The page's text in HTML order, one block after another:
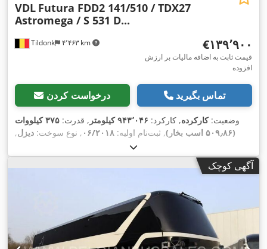
Tildonk ۴٬۴۶۳ km
VDL Futura FDD2 141/510 / TDX27
Astromega / S 531 D...
‎€۱۳۹٬۹۰۰
قیمت ثابت به اضافه مالیات بر ارزش
افزوده
درخواست کردن تماس بگیرید
وضعیت:کارکرده, کارکرد: ۹۴۳٬۰۴۶ کیلومتر , قدرت:
۳۷۵ کیلووات
(۵۰۹٫۸۶ اسب بخار)
, ثبت‌نام اولیه: ۰۶/۲۰۱۸ , نوع سوخت: دیزل,
, نوع چرخ‌دنده:خودکار
دیگر, ترمزها:رتاردر, سال ساخت:۲۰۱۸, تجهیزات:آشپزخانه روی
برد, اِی‌بی‌اِس‎, تهویه مطبوع, کروز کنترل, آگهی کوچک